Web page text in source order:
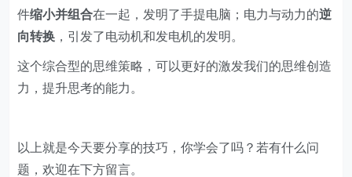
件缩小并组合在一起，发明了手提电脑；电力与动力的逆
向转换 ，引发了电动机和发电机的发明。
这个综合型的思维策略，可以更好的激发我们的思维创造
力，提升思考的能力。
以上就是今天要分享的技巧，你学会了吗？若有什么问
题，欢迎在下方留言。